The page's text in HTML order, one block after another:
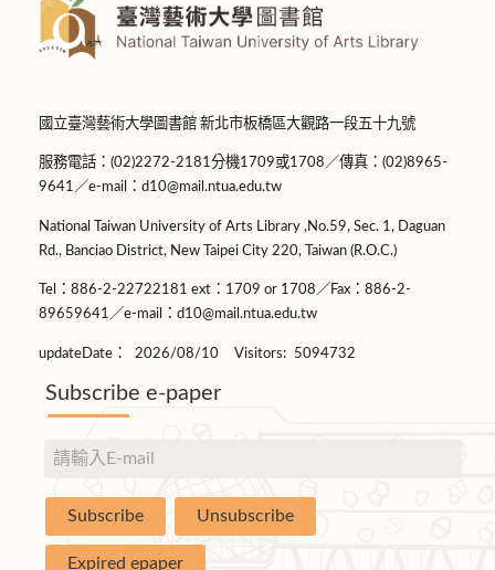
國立臺灣藝術大學圖書館 新北市板橋區大觀路一段五十九號
服務電話：(02)2272-2181分機1709或1708／傳真：(02)8965-
9641／e-mail：d10@mail.ntua.edu.tw
National Taiwan University of Arts Library ,No.59, Sec. 1, Daguan
Rd., Banciao District, New Taipei City 220, Taiwan (R.O.C.)
Tel：886-2-22722181 ext：1709 or 1708／Fax：886-2-
89659641／e-mail：d10@mail.ntua.edu.tw
updateDate： 2026/08/10 Visitors: 5094732
Subscribe e-paper